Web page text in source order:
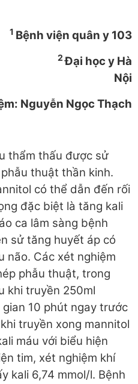
Bệnh viện quân y 103
2 Đại học y Hà
Nội
Nguyễn Ngọc Thạch
thẩm thấu được sử
thuật thần kinh.
có thể dẫn đến rối
đặc biệt là tăng kali
ca lâm sàng bệnh
sử tăng huyết áp có
não. Các xét nghiệm
phẫu thuật, trong
khi truyền 250ml
10 phút ngay trước
truyền xong mannitol
máu với biểu hiện
tim, xét nghiệm khí
kali 6,74 mmol/l. Bệnh